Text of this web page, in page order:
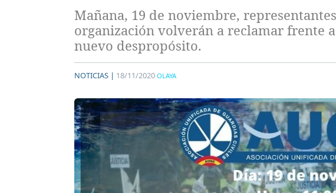
Mañana, 19 de noviembre,
organización volverán a reclamar frente
nuevo despropósito.
NOTICIAS | 18/11/2020 OLAYA